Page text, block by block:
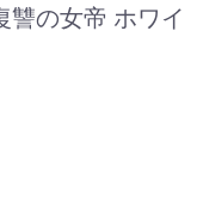
讐の女帝 ホワイ